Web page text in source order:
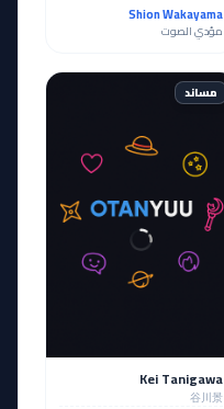
Shion Wakayama
مؤدي الصوت
مساند
Kei Tanigawa
谷川景